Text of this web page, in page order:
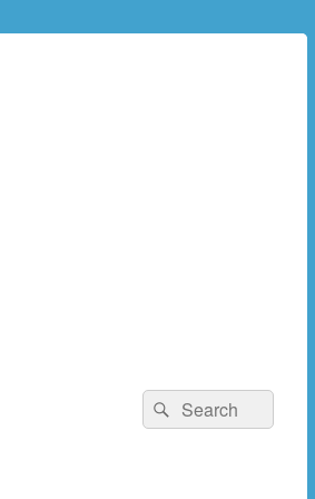
検
索:
検
索